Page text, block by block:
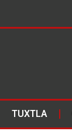
TUXTLA